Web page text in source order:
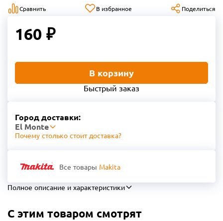
Сравнить В избранное Поделиться
160 ₽
В корзину
Быстрый заказ
Город доставки:
El Monte
Почему столько стоит доставка?
Все товары Makita
Полное описание и характеристики
С этим товаром смотрят